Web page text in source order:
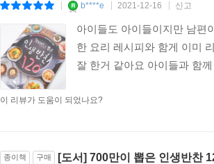
b****e 2021-12-16 신고
아이들도 아이들이지만 남편
한 요리 레시피와 함게 이미
잘 한거 같아요 아이들과 함
이 리뷰가 도움이 되었나요?
종이책 구매 [도서] 700만이 뽑은 인생반찬